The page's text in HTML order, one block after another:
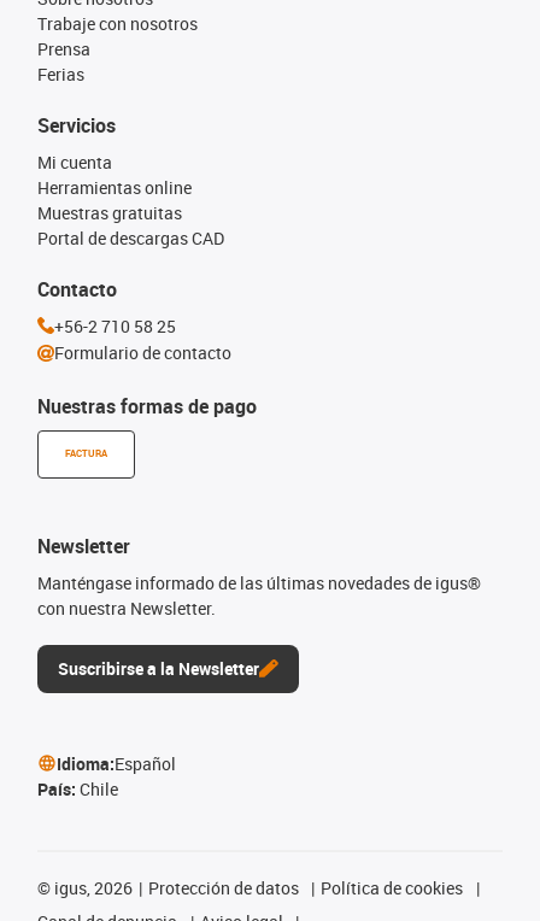
Trabaje con nosotros
Prensa
Ferias
Nuestras formas de pago
FACTURA
Servicios
Mi cuenta
Herramientas online
Muestras gratuitas
Portal de descargas CAD
Newsletter
Manténgase informado de las últimas novedades de igus®
con nuestra Newsletter.
Suscribirse a la Newsletter
Contacto
+56-2 710 58 25
Formulario de contacto
Idioma:Español
País: Chile
© igus, 2026 Protección de datos
Política de cookies